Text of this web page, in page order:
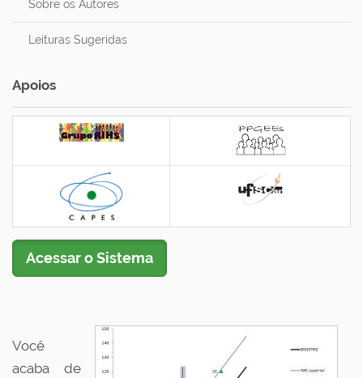
Sobre os Autores
Leituras Sugeridas
Apoios
Acessar o Sistema
Você
acaba de